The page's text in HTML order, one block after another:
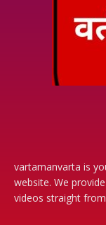
vartamanvarta is
website. We
videos straight